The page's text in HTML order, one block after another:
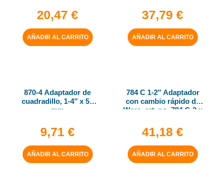
20,47 €
AÑADIR AL CARRITO
37,79 €
AÑADIR AL CARRITO
870-4 Adaptador de
cuadradillo, 1-4″ x 50
mm
9,71 €
AÑADIR AL CARRITO
784 C 1-2″ Adaptador
con cambio rápido de
Wera, art. no. 784 C-2 x
41,18 €
AÑADIR AL CARRITO